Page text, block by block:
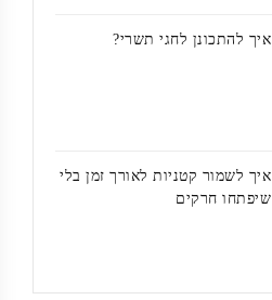
איך להתכונן לחגי תשרי?
איך לשמור קטניות לאורך זמן בלי
שיפתחו חרקים